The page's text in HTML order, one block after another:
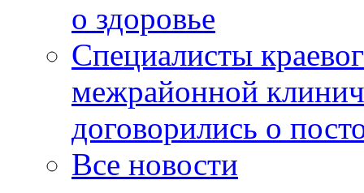
о здоровье
Специалисты
межрайонной
договорились о
Все новости